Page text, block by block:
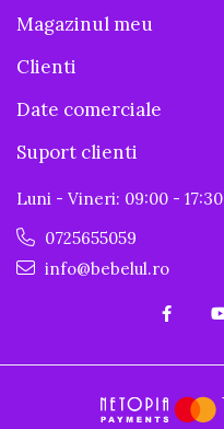
Magazinul meu
Clienti
Date comerciale
Suport clienti
Luni - Vineri: 09:00 - 17:30
0725655059
info@bebelul.ro